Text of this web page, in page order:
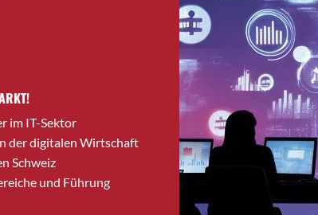
Bremgarten bei
Brig-Glis
Bronschhofen
Brugg AG
Brütten
Bubendorf
Buchs (SG)
im IT-Sektor
der digitalen Wirtschaft
Schweiz
und Führung